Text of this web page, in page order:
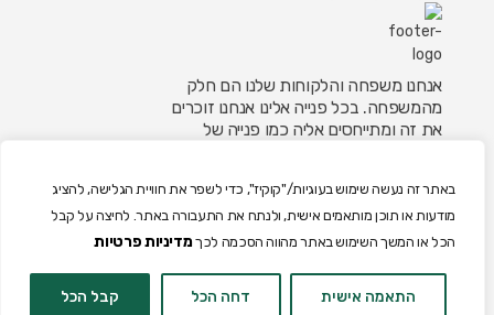
באתר זה נעשה שימוש בעוגיות/"קוקיז", כדי לשפר את חוויית הגלישה, להציג
מודעות או תוכן מותאמים אישית, ולנתח את התעבורה באתר. לחיצה על קבל
הכל או המשך השימוש באתר מהווה הסכמה לכךמדיניות פרטיות
התאמה אישית דחה הכל קבל הכל
אנחנו משפחה והלקוחות שלנו הם חלק
מהמשפחה. בכל פנייה אלינו אנחנו זוכרים
את זה ומתייחסים אליה כמו פנייה של
תחום הביטוח בו קיימת לא פעם ספקנות
כתוצאה מחוסר ודאות וידע.